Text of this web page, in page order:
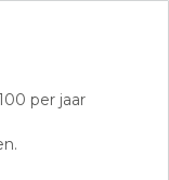
per jaar